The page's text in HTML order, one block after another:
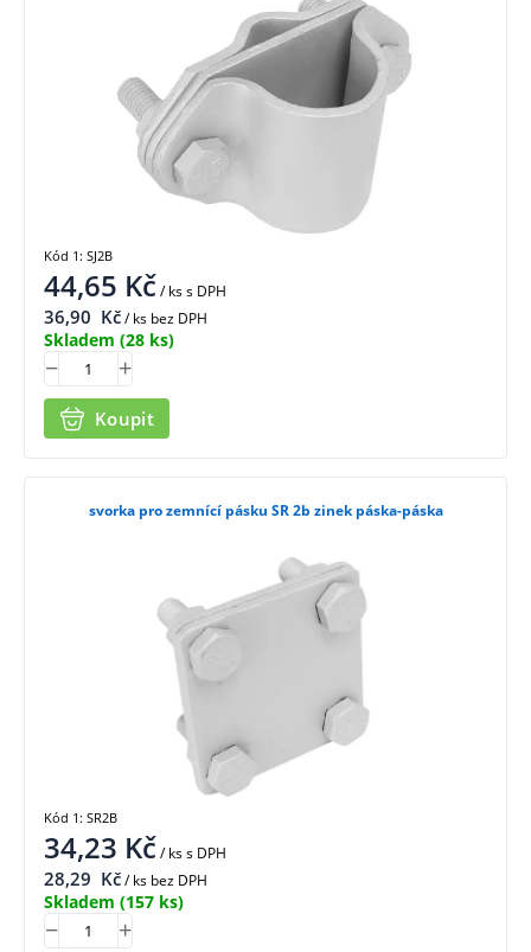
44,65 Kč/ kss DPH
36,90 Kč/ ks bez DPH
Skladem (28 ks)
Koupit
Kód 1: SJ2B
svorka pro zemnící pásku SR 2b zinek páska-páska
34,23 Kč/ kss DPH
28,29 Kč/ ks bez DPH
Skladem (157 ks)
Kód 1: SR2B